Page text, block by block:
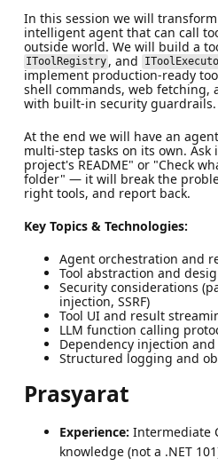
In this session we will
intelligent agent that can call
outside world. We will build a
IToolRegistry , and
implement production-ready
shell commands, web
with built-in security guardrails.
At the end we will have an
multi-step tasks on its own. Ask
project's README" or "Check
folder" — it will break the
right tools, and report back.
Key Topics & Technologies:
Agent orchestration and
Tool abstraction and
Security considerations
injection, SSRF)
Tool UI and result
LLM function calling
Dependency injection
Structured logging and
Prasyarat
Experience: Intermediate
knowledge (not a .NET